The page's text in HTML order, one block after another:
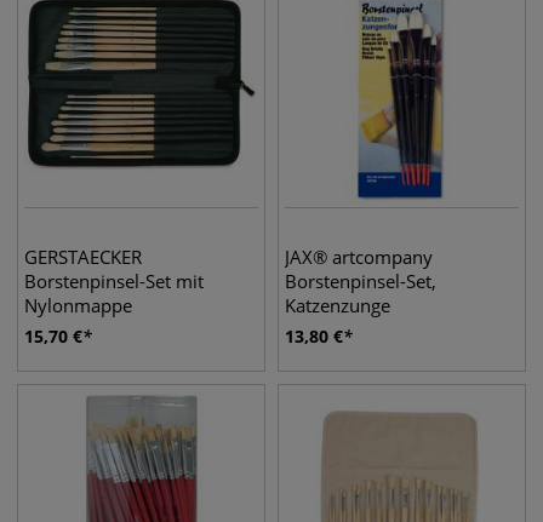
GERSTAECKER
Borstenpinsel-Set mit
Nylonmappe
15,70 €
JAX® artcompany
Borstenpinsel-Set,
Katzenzunge
13,80 €